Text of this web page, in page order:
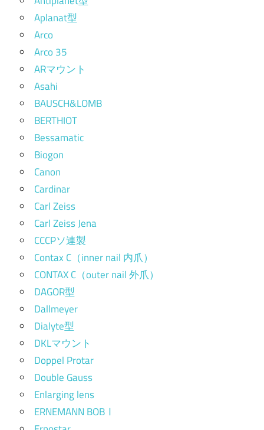
Aplanat型
Arco
Arco 35
ARマウント
Asahi
BAUSCH&LOMB
BERTHIOT
Bessamatic
Biogon
Canon
Cardinar
Carl Zeiss
Carl Zeiss Jena
CCCPソ連製
Contax C（inner nail 内爪）
CONTAX C（outer nail 外爪）
DAGOR型
Dallmeyer
Dialyte型
DKLマウント
Doppel Protar
Double Gauss
Enlarging lens
ERNEMANN BOBⅠ